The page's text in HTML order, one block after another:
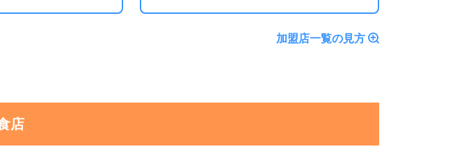
加盟店一覧の見方
店